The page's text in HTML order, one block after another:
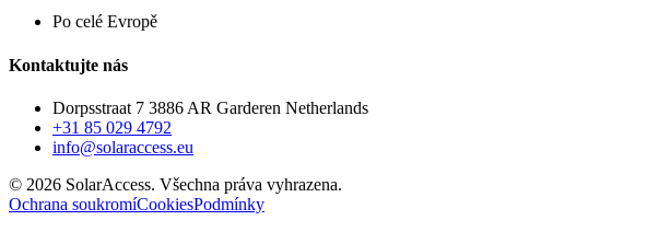
Po celé Evropě
Kontaktujte nás
Dorpsstraat 7 3886 AR Garderen Netherlands
+31 85 029 4792
info@solaraccess.eu
© 2026 SolarAccess. Všechna práva vyhrazena.
Ochrana soukromíCookiesPodmínky